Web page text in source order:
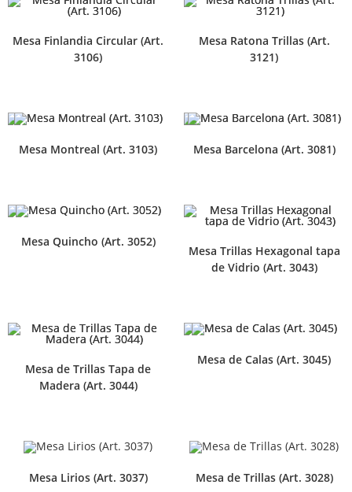
Mesa Finlandia Circular (Art.
3106)
Mesa Ratona Trillas (Art.
3121)
Mesa Montreal (Art. 3103) Mesa Barcelona (Art. 3081)
Mesa Quincho (Art. 3052)
Mesa Trillas Hexagonal tapa
de Vidrio (Art. 3043)
Mesa de Trillas Tapa de
Madera (Art. 3044)
Mesa de Calas (Art. 3045)
Mesa Lirios (Art. 3037) Mesa de Trillas (Art. 3028)